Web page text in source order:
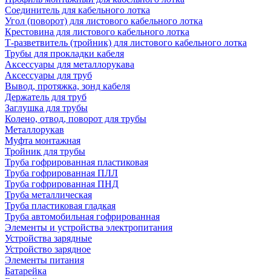
Соединитель для кабельного лотка
Угол (поворот) для листового кабельного лотка
Крестовина для листового кабельного лотка
Т-разветвитель (тройник) для листового кабельного лотка
Трубы для прокладки кабеля
Аксессуары для металлорукава
Аксессуары для труб
Вывод, протяжка, зонд кабеля
Держатель для труб
Заглушка для трубы
Колено, отвод, поворот для трубы
Металлорукав
Муфта монтажная
Тройник для трубы
Труба гофрированная пластиковая
Труба гофрированная ПЛЛ
Труба гофрированная ПНД
Труба металлическая
Труба пластиковая гладкая
Труба автомобильная гофрированная
Элементы и устройства электропитания
Устройства зарядные
Устройство зарядное
Элементы питания
Батарейка